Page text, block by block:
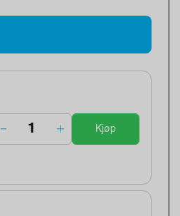
Kjøp